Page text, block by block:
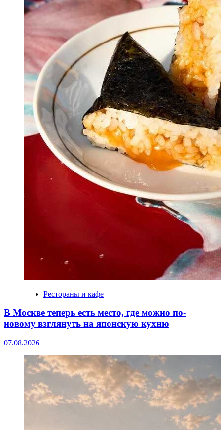
Рестораны и кафе
В Москве теперь есть место, где можно по-
новому взглянуть на японскую кухню
07.08.2026